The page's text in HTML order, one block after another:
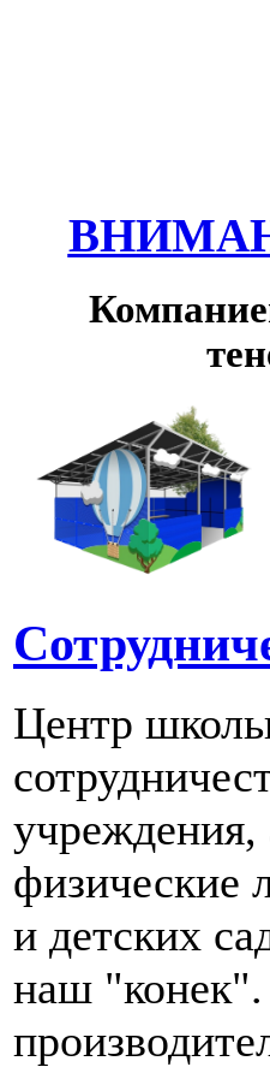
Центр
учреждения,
физические
и детских
наш